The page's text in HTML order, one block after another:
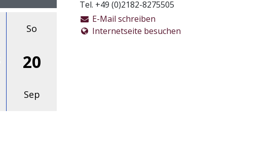
So
20
Sep
Tel. +49 (0)2182-8275505
E-Mail schreiben
Internetseite besuchen